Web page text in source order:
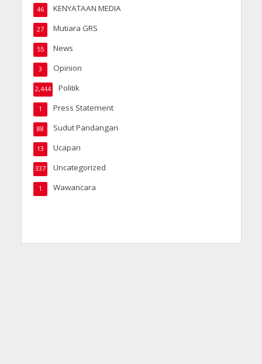
KENYATAAN MEDIA
46
Mutiara GRS
27
News
55
Opinion
3
Politik
2,444
Press Statement
1
Sudut Pandangan
88
Ucapan
13
Uncategorized
337
Wawancara
1